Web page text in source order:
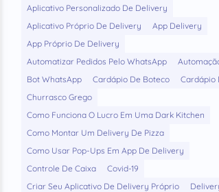
Aplicativo Personalizado De Delivery
Aplicativo Próprio De Delivery
App Delivery
App Próprio De Delivery
Automatizar Pedidos Pelo WhatsApp
Bot WhatsApp
Cardápio De Boteco
Cardápio
Churrasco Grego
Como Funciona O Lucro Em Uma Dark Kitchen
Como Montar Um Delivery De Pizza
Como Usar Pop-Ups Em App De Delivery
Controle De Caixa
Covid-19
Criar Seu Aplicativo De Delivery Próprio